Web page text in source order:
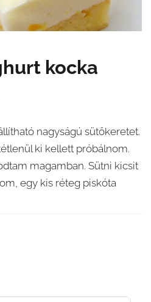
kocka
nagyságú sütőkeretet.
ki kellett próbálnom.
magamban. Sütni kicsit
egy kis réteg piskóta